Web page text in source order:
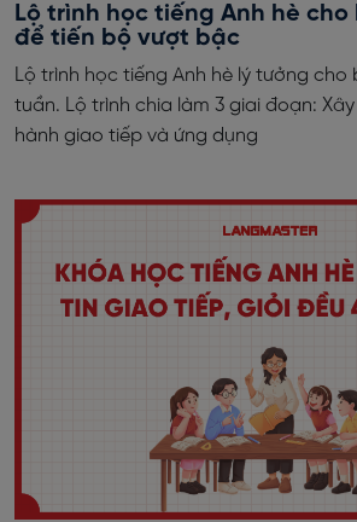
Lộ trình học tiếng Anh hè cho
để tiến bộ vượt bậc
Lộ trình học tiếng Anh hè lý tưởng cho
tuần. Lộ trình chia làm 3 giai đoạn:
hành giao tiếp và ứng dụng